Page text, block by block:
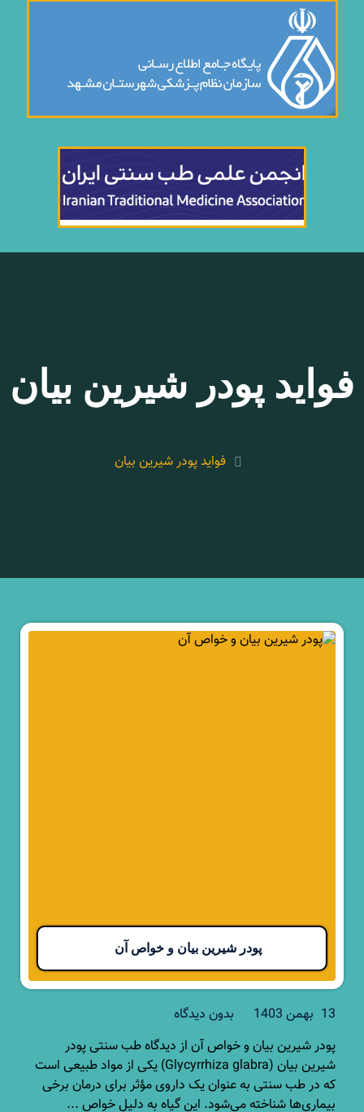
فواید پودر شیرین بیان
فواید پودر شیرین بیان
پودر شیرین بیان و خواص آن
13 بهمن 1403
بدون دیدگاه
پودر شیرین بیان و خواص آن از دیدگاه طب سنتی پودر
شیرین بیان (Glycyrrhiza glabra) یکی از مواد طبیعی است
که در طب سنتی به عنوان یک داروی مؤثر برای درمان برخی
بیماری‌ها شناخته می‌شود. این گیاه به دلیل خواص ...